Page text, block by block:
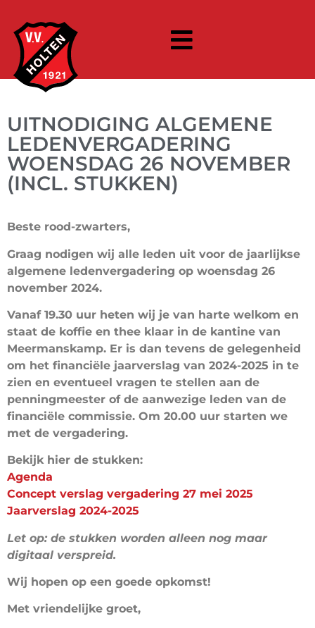
UITNODIGING ALGEMENE
LEDENVERGADERING
WOENSDAG 26 NOVEMBER
(INCL. STUKKEN)
Beste rood-zwarters,
Graag nodigen wij alle leden uit voor de jaarlijkse
algemene ledenvergadering op woensdag 26
november 2024.
Vanaf 19.30 uur heten wij je van harte welkom en
staat de koffie en thee klaar in de kantine van
Meermanskamp. Er is dan tevens de gelegenheid
om het financiële jaarverslag van 2024-2025 in te
zien en eventueel vragen te stellen aan de
penningmeester of de aanwezige leden van de
financiële commissie. Om 20.00 uur starten we
met de vergadering.
Bekijk hier de stukken:
Agenda
Concept verslag vergadering 27 mei 2025
Jaarverslag 2024-2025
Let op: de stukken worden alleen nog maar
digitaal verspreid.
Wij hopen op een goede opkomst!
Met vriendelijke groet,